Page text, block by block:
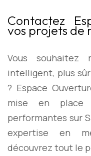
Contactez
vos projets de
Vous
intelligent, plus
? Espace
mise en place
performantes sur
expertise en
découvrez tout le